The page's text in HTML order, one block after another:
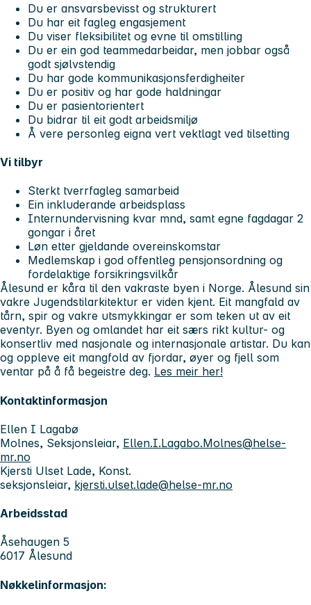
Du er ansvarsbevisst og strukturert
Du har eit fagleg engasjement
Du viser fleksibilitet og evne til omstilling
Du er ein god teammedarbeidar, men jobbar også
godt sjølvstendig
Du har gode kommunikasjonsferdigheiter
Du er positiv og har gode haldningar
Du er pasientorientert
Du bidrar til eit godt arbeidsmiljø
Å vere personleg eigna vert vektlagt ved tilsetting
Vi tilbyr
Sterkt tverrfagleg samarbeid
Ein inkluderande arbeidsplass
Internundervisning kvar mnd, samt egne fagdagar 2
gongar i året
Løn etter gjeldande overeinskomstar
Medlemskap i god offentleg pensjonsordning og
fordelaktige forsikringsvilkår
Ålesund er kåra til den vakraste byen i Norge. Ålesund sin
vakre Jugendstilarkitektur er viden kjent. Eit mangfald av
tårn, spir og vakre utsmykkingar er som teken ut av eit
eventyr. Byen og omlandet har eit særs rikt kultur- og
konsertliv med nasjonale og internasjonale artistar. Du kan
og oppleve eit mangfold av fjordar, øyer og fjell som
ventar på å få begeistre deg. Les meir her!
Kontaktinformasjon
Ellen I Lagabø
Molnes, Seksjonsleiar, Ellen.I.Lagabo.Molnes@helse-
mr.no
Kjersti Ulset Lade, Konst.
seksjonsleiar, kjersti.ulset.lade@helse-mr.no
Arbeidsstad
Åsehaugen 5
6017 Ålesund
Nøkkelinformasjon: